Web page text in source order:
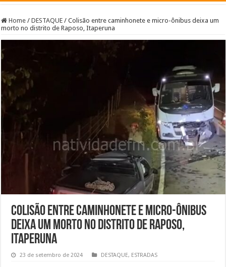
Home / DESTAQUE / Colisão entre caminhonete e micro-ônibus deixa um
morto no distrito de Raposo, Itaperuna
Colisão entre caminhonete e micro-ônibus
deixa um morto no distrito de Raposo,
Itaperuna
23 de setembro de 2024 DESTAQUE, ESTRADAS